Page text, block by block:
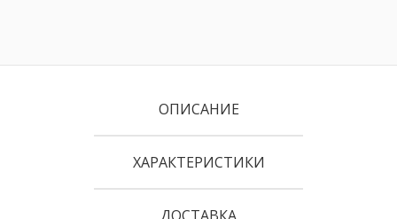
ОПИСАНИЕ
ХАРАКТЕРИСТИКИ